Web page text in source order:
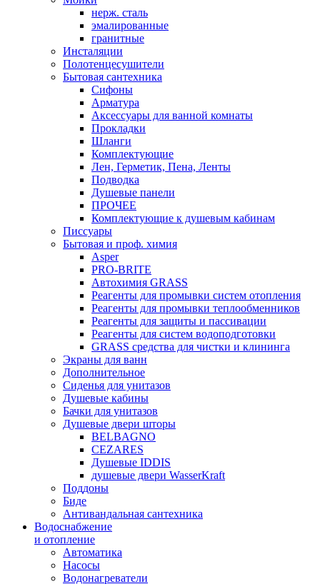
нерж. сталь
эмалированные
гранитные
Инсталяции
Полотенцесушители
Бытовая сантехника
Сифоны
Арматура
Аксессуары для ванной комнаты
Прокладки
Шланги
Комплектующие
Лен, Герметик, Пена, Ленты
Подводка
Душевые панели
ПРОЧЕЕ
Комплектующие к душевым кабинам
Писсуары
Бытовая и проф. химия
Asper
PRO-BRITE
Автохимия GRASS
Реагенты для промывки систем отопления
Реагенты для промывки теплообменников
Реагенты для защиты и пассивации
Реагенты для систем водоподготовки
GRASS средства для чистки и клининга
Экраны для ванн
Дополнительное
Сиденья для унитазов
Душевые кабины
Бачки для унитазов
Душевые двери шторы
BELBAGNO
CEZARES
Душевые IDDIS
душевые двери WasserKraft
Поддоны
Биде
Антивандальная сантехника
Водоснабжение
и отопление
Автоматика
Насосы
Водонагреватели